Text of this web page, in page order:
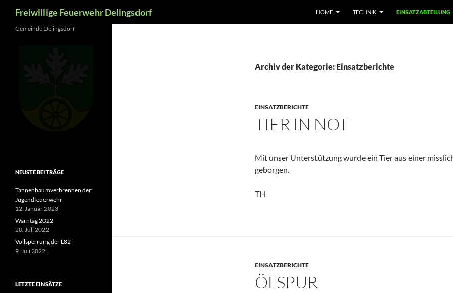
Zum
Freiwillige Feuerwehr Delingsdorf HOME TECHNIK EINSATZABTEILUNG
Archiv der Kategorie: Einsatzberichte
EINSATZBERICHTE
TIER IN NOT
Mit unser Unterstützung wurde ein Tier aus einer
geborgen.
TH
EINSATZBERICHTE
ÖLSPUR
Gemeinde Delingsdorf
NEUSTE BEITRÄGE
Tannenbaumverbrennen der
Jugendfeuerwehr
12. Januar 2023
Warntag 2022
20. Juli 2022
Vollsperrung der L82
9. Juli 2022
LETZTE EINSÄTZE